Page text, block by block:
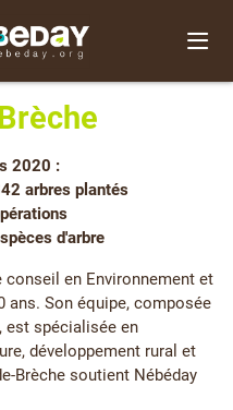
2020 :
arbres plantés
d'arbre
conseil en Environnement et
ans. Son équipe, composée
est spécialisée en
développement rural et
Brèche soutient Nébéday